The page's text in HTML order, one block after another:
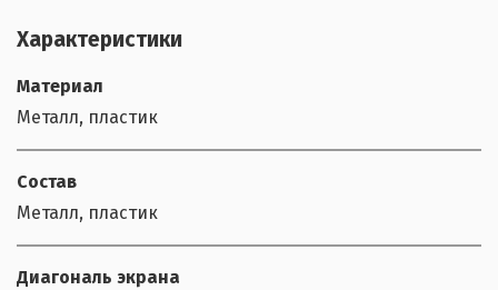
Характеристики
Материал
Металл, пластик
Состав
Металл, пластик
Диагональ экрана